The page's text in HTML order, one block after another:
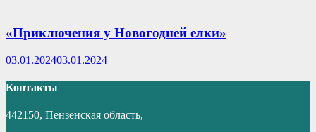
«Приключения у Новогодней елки»
03.01.202403.01.2024
Контакты
442150, Пензенская область,